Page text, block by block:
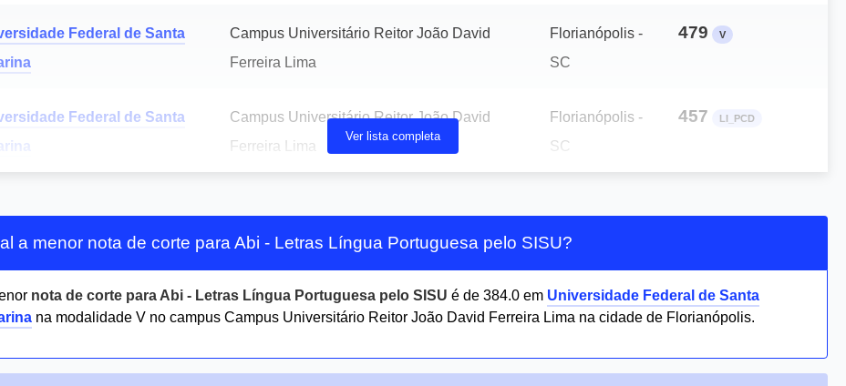
Ver lista completa
Federal de Santa
Campus Universitário Reitor João David
Ferreira Lima
Florianópolis -
SC
479 V
Federal de Santa
Campus Universitário Reitor João David
Ferreira Lima
Florianópolis -
SC
457 LI_PCD
a menor nota de corte para Abi - Letras Língua Portuguesa pelo SISU?
nota de corte para Abi - Letras Língua Portuguesa pelo SISU é de 384.0 em Universidade Federal de Santa
na modalidade V no campus Campus Universitário Reitor João David Ferreira Lima na cidade de Florianópolis.